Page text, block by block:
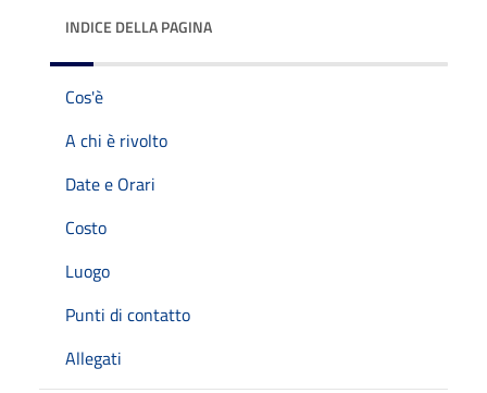
INDICE DELLA PAGINA
Cos'è
A chi è rivolto
Date e Orari
Costo
Luogo
Punti di contatto
Allegati